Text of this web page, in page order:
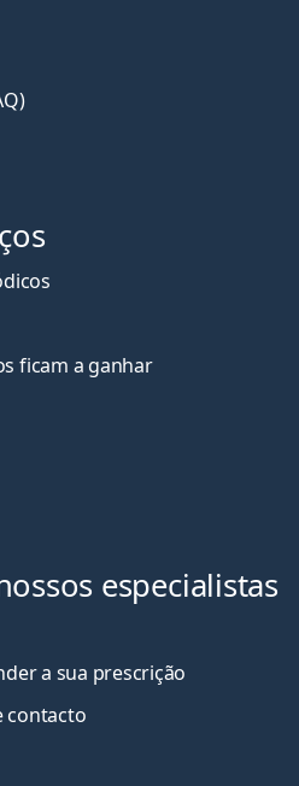
ficam a ganhar
especialistas
a sua prescrição
contacto